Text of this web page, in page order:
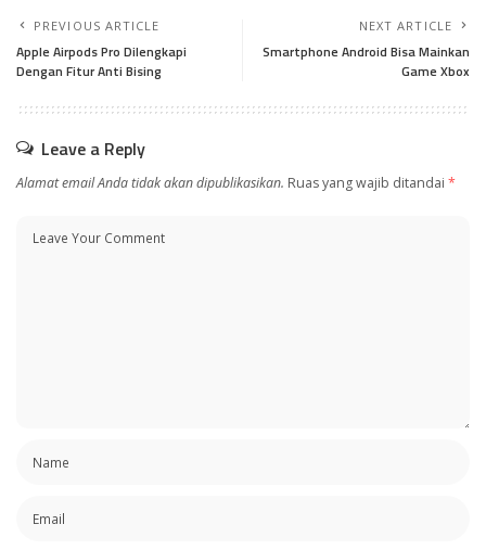
PREVIOUS ARTICLE
Apple Airpods Pro Dilengkapi
Dengan Fitur Anti Bising
NEXT ARTICLE
Smartphone Android Bisa Mainkan
Game Xbox
Leave a Reply
Alamat email Anda tidak akan dipublikasikan. Ruas yang wajib ditandai *